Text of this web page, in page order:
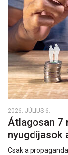
2026. JÚLIUS 6.
Átlagosan 7
nyugdíjasok
Csak a